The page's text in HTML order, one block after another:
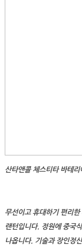
산타앤콜 체스티타 바테
무선이고 휴대하기 편리
랜턴입니다. 정원에 중국
나옵니다. 기술과 장인정